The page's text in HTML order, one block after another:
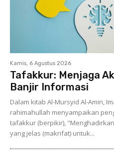
Kamis, 6 Agustus 2026
Tafakkur: Menjaga
Banjir Informasi
Dalam kitab Al-Mursyid Al-Amin,
rahimahullah menyampaikan
tafakkur (berpikir),
yang jelas (makrifat) untuk...